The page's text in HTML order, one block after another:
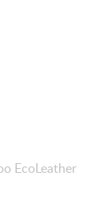
EcoLeather